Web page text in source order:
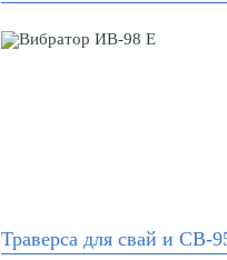
Траверса для свай и СВ-